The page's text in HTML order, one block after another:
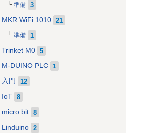
準備 3
MKR WiFi 1010 21
準備 1
Trinket M0 5
M-DUINO PLC 1
入門 12
IoT 8
micro:bit 8
Linduino 2